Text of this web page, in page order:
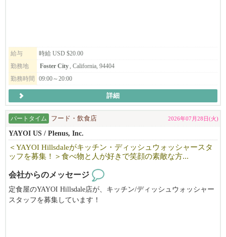
給与
時給 USD $20.00
勤務地
Foster City , California, 94404
勤務時間
09:00～20:00
詳細
パートタイム フード・飲食店 2026年07月28日(火)
YAYOI US / Plenus, Inc.
＜YAYOI Hillsdaleがキッチン・ディッシュウォッシャースタ
ッフを募集！＞食べ物と人が好きで笑顔の素敵な方...
会社からのメッセージ
定食屋のYAYOI Hillsdale店が、キッチン/ディッシュウォッシャー
スタッフを募集しています！